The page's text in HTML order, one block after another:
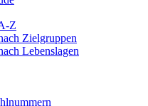
Z
Zielgruppen
Lebenslagen